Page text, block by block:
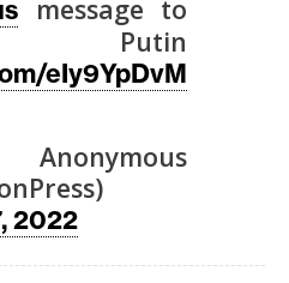
message to
Putin
eIy9YpDvM
2022